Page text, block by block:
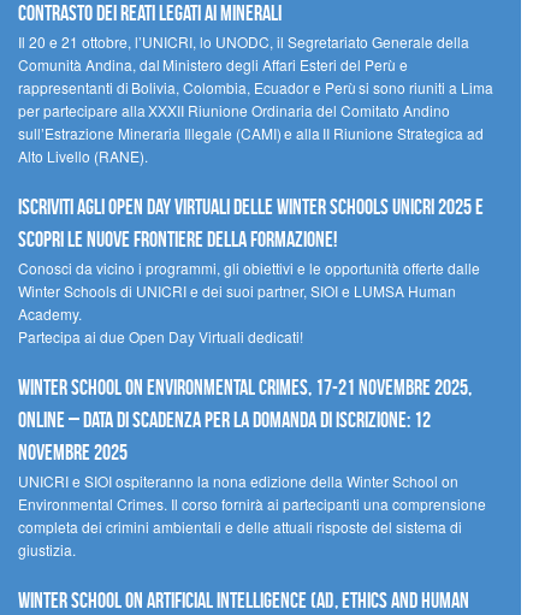
contrasto dei reati legati ai minerali
Il 20 e 21 ottobre, l’UNICRI, lo UNODC, il Segretariato Generale della
Comunità Andina, dal Ministero degli Affari Esteri del Perù e
rappresentanti di Bolivia, Colombia, Ecuador e Perù si sono riuniti a Lima
per partecipare alla XXXII Riunione Ordinaria del Comitato Andino
sull’Estrazione Mineraria Illegale (CAMI) e alla II Riunione Strategica ad
Alto Livello (RANE).
Iscriviti agli Open Day Virtuali delle Winter Schools UNICRI 2025 e
scopri le nuove frontiere della formazione!
Conosci da vicino i programmi, gli obiettivi e le opportunità offerte dalle
Winter Schools di UNICRI e dei suoi partner, SIOI e LUMSA Human
Academy.
Partecipa ai due Open Day Virtuali dedicati!
Winter School on Environmental Crimes, 17-21 novembre 2025,
Online – Data di scadenza per la domanda di iscrizione: 12
novembre 2025
UNICRI e SIOI ospiteranno la nona edizione della Winter School on
Environmental Crimes. Il corso fornirà ai partecipanti una comprensione
completa dei crimini ambientali e delle attuali risposte del sistema di
giustizia.
Winter School on Artificial Intelligence (AI), Ethics and Human